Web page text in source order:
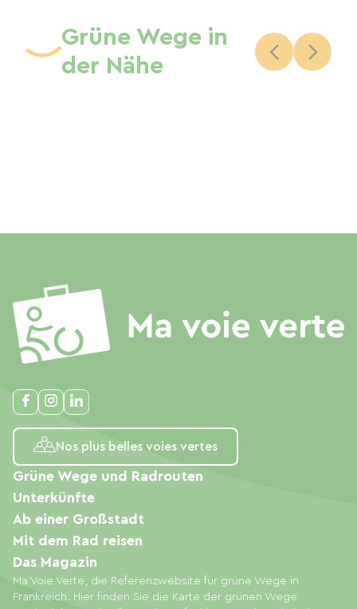
Grüne Wege in
der Nähe
Nos plus belles voies vertes
Ma Voie Verte, die Referenzwebsite für grüne Wege in
Frankreich. Hier finden Sie die Karte der grünen Wege
Grüne Wege und Radrouten
Unterkünfte
Ab einer Großstadt
Mit dem Rad reisen
Das Magazin